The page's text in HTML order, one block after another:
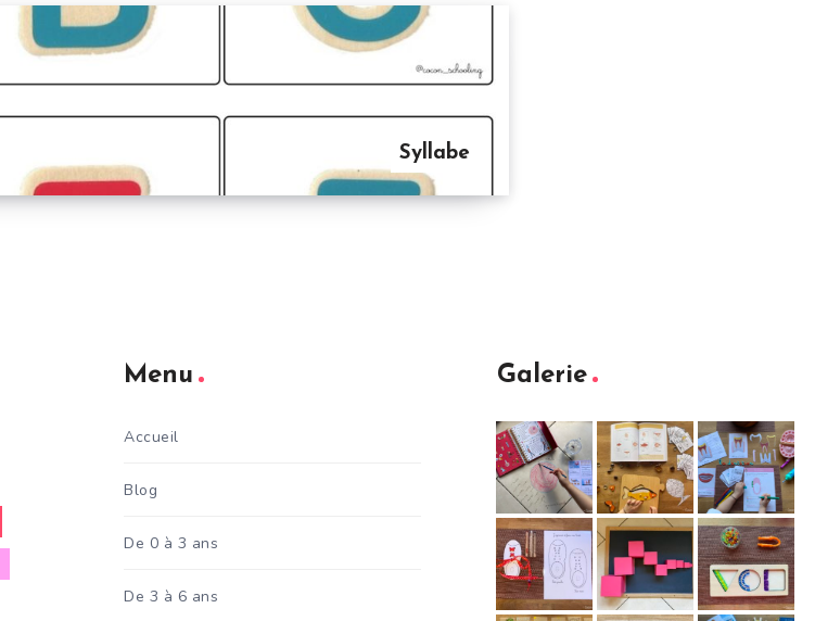
Syllabe
Menu
Accueil
Blog
De 0 à 3 ans
De 3 à 6 ans
Galerie